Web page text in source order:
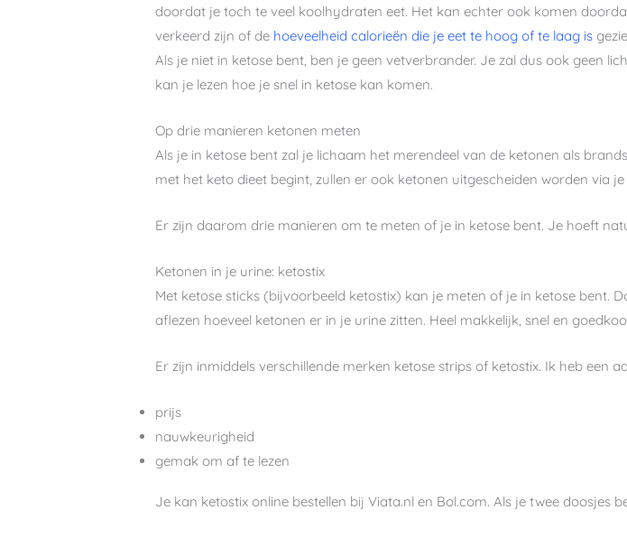
doordat je toch te veel koolhydraten eet. Het kan echter ook komen
verkeerd zijn of de hoeveelheid calorieën die je eet te hoog of te laag is
Als je niet in ketose bent, ben je geen vetverbrander. Je zal dus ook geen
kan je lezen hoe je snel in ketose kan komen.
Op drie manieren ketonen meten
Als je in ketose bent zal je lichaam het merendeel van de ketonen als
met het keto dieet begint, zullen er ook ketonen uitgescheiden worden via
Er zijn daarom drie manieren om te meten of je in ketose bent. Je hoeft
Ketonen in je urine: ketostix
Met ketose sticks (bijvoorbeeld ketostix) kan je meten of je in ketose bent.
aflezen hoeveel ketonen er in je urine zitten. Heel makkelijk, snel en
Er zijn inmiddels verschillende merken ketose strips of ketostix. Ik heb een
prijs
nauwkeurigheid
gemak om af te lezen
Je kan ketostix online bestellen bij Viata.nl en Bol.com. Als je twee doosjes